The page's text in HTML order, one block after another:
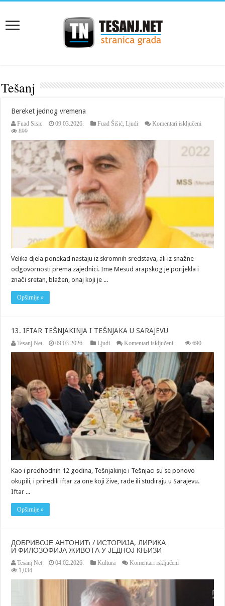
Tešanj
Bereket jednog vremena
Fuad Sisic 09.03.2026. Fuad Šišić,Ljudi Komentari isključeni
vremena
899
Velika djela ponekad nastaju iz skromnih sredstava, ali iz snažne
odgovornosti prema zajednici. Ime Mesud arapskog je porijekla i
znači sretan, blažen, onaj koji je ...
Opširnije »
13. IFTAR TEŠNJAKINJA I TEŠNJAKA U SARAJEVU
Tesanj Net 09.03.2026. Ljudi Komentari isključeni
IFTAR
TEŠNJAKINJA
I
TEŠNJAKA
U
SARAJEVU
690
Kao i predhodnih 12 godina, Tešnjakinje i Tešnjaci su se ponovo
okupili, i priredili iftar za one koji žive, rade ili studiraju u Sarajevu.
Iftar ...
Opširnije »
ДОБРИВОЈЕ АНТОНИЋ / ИСТОРИЈА, ЛИРИКА
И ФИЛОЗОФИЈА ЖИВОТА У ЈЕДНОЈ КЊИЗИ
Tesanj Net 04.02.2026. Kultura Komentari isključeni
1,034